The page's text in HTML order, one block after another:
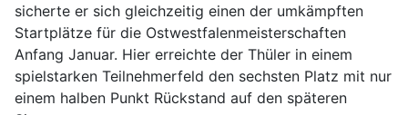
sicherte er sich gleichzeitig einen der umkämpften
Startplätze für die Ostwestfalenmeisterschaften
Anfang Januar. Hier erreichte der Thüler in einem
spielstarken Teilnehmerfeld den sechsten Platz mit nur
einem halben Punkt Rückstand auf den späteren